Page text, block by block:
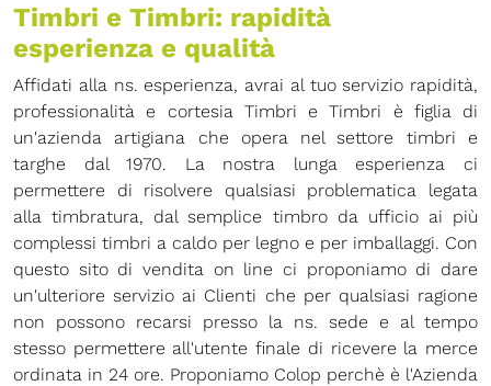
Timbri e Timbri: rapidità
esperienza e qualità
Affidati alla ns. esperienza, avrai al tuo servizio rapidità,
professionalità e cortesia Timbri e Timbri è figlia di
un'azienda artigiana che opera nel settore timbri e
targhe dal 1970. La nostra lunga esperienza ci
permettere di risolvere qualsiasi problematica legata
alla timbratura, dal semplice timbro da ufficio ai più
complessi timbri a caldo per legno e per imballaggi. Con
questo sito di vendita on line ci proponiamo di dare
un'ulteriore servizio ai Clienti che per qualsiasi ragione
non possono recarsi presso la ns. sede e al tempo
stesso permettere all'utente finale di ricevere la merce
ordinata in 24 ore. Proponiamo Colop perchè è l'Azienda